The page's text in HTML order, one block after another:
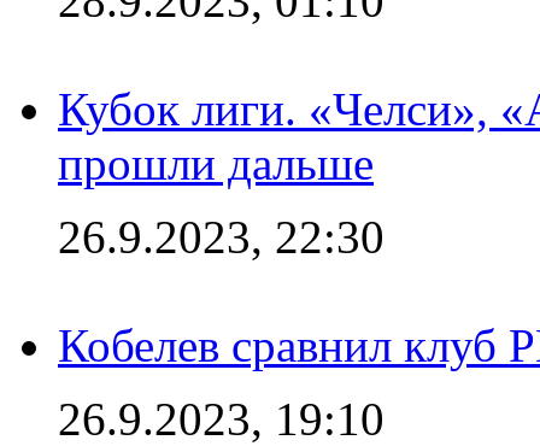
Кубок лиги. «Челси»,
прошли дальше
26.9.2023, 22:30
Кобелев сравнил клуб
26.9.2023, 19:10